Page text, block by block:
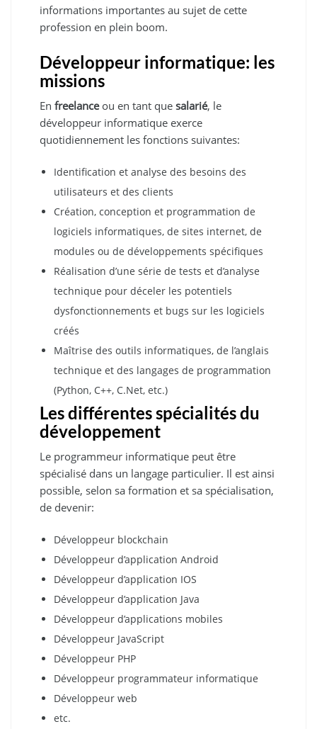
informations importantes au sujet de cette
profession en plein boom.
Développeur informatique: les
missions
En freelanceou en tant que salarié, le
développeur informatique exerce
quotidiennement les fonctions suivantes:
Identification et analyse des besoins des
utilisateurs et des clients
Création, conception et programmation de
logiciels informatiques, de sites internet, de
modules ou de développements spécifiques
Réalisation d’une série de tests et d’analyse
technique pour déceler les potentiels
dysfonctionnements et bugs sur les logiciels
créés
Maîtrise des outils informatiques, de l’anglais
technique et des langages de programmation
(Python, C++, C.Net, etc.)
Les différentes spécialités du
développement
Le programmeur informatique peut être
spécialisé dans un langage particulier. Il est ainsi
possible, selon sa formation et sa spécialisation,
de devenir:
Développeur blockchain
Développeur d’application Android
Développeur d’application IOS
Développeur d’application Java
Développeur d’applications mobiles
Développeur JavaScript
Développeur PHP
Développeur programmateur informatique
Développeur web
etc.